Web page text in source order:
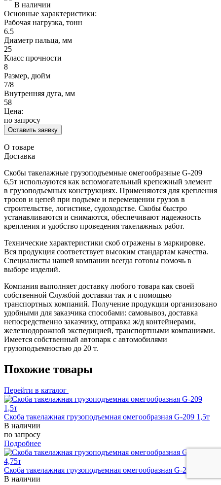
В наличии
Основные характеристики:
Рабочая нагрузка, тонн
6.5
Диаметр пальца, мм
25
Класс прочности
8
Размер, дюйм
7/8
Внутренняя дуга, мм
58
Цена:
по запросу
Оставить заявку
О товаре
Доставка
Скобы такелажные грузоподъемные омегообразные G-209
6,5т используются как вспомогательный крепежный элемент
в грузоподъемных конструкциях. Применяются для крепления
тросов и цепей при подъеме и перемещении грузов в
строительстве, логистике, судоходстве. Скобы быстро
устанавливаются и снимаются, обеспечивают надежность
крепления и удобство проведения такелажных работ.
Технические характеристики скоб отражены в маркировке.
Вся продукция соответствует высоким стандартам качества.
Специалисты нашей компании всегда готовы помочь в
выборе изделий.
Компания выполняет доставку любого товара как своей
собственной Службой доставки так и с помощью
транспортных компаний. Получение продукции организовано
удобными для заказчика способами: самовывоз, доставка
непосредственно заказчику, отправка ж/д контейнерами,
железнодорожной экспедицией, транспортными компаниями.
Имеется собственный автопарк с автомобилями
грузоподъемностью до 20 т.
Похожие товары
Перейти в каталог
Скоба такелажная грузоподъемная омегообразная G-209 1,5т
В наличии
по запросу
Подробнее
Скоба такелажная грузоподъемная омегообразная G-209 4,75т
В наличии